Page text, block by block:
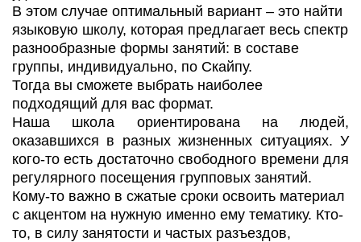
В этом случае оптимальный вариант – это найти
языковую школу, которая предлагает весь спектр
разнообразные формы занятий: в составе
группы, индивидуально, по Скайпу.
Тогда вы сможете выбрать наиболее
подходящий для вас формат.
Наша школа ориентирована на людей,
оказавшихся в разных жизненных ситуациях. У
кого-то есть достаточно свободного времени для
регулярного посещения групповых занятий.
Кому-то важно в сжатые сроки освоить материал
с акцентом на нужную именно ему тематику. Кто-
то, в силу занятости и частых разъездов,